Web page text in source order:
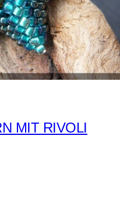
MIT RIVOLI